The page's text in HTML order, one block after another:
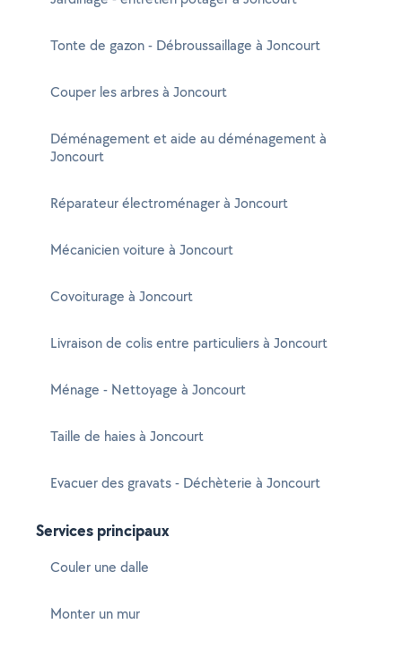
Tonte de gazon - Débroussaillage à Joncourt
Couper les arbres à Joncourt
Déménagement et aide au déménagement à
Joncourt
Réparateur électroménager à Joncourt
Mécanicien voiture à Joncourt
Covoiturage à Joncourt
Livraison de colis entre particuliers à Joncourt
Ménage - Nettoyage à Joncourt
Taille de haies à Joncourt
Evacuer des gravats - Déchèterie à Joncourt
Services principaux
Couler une dalle
Monter un mur